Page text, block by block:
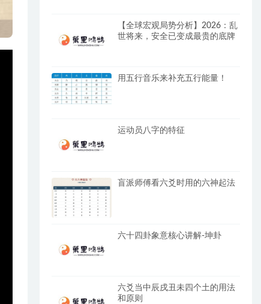
【全球宏观局势分析】2026：乱
世将来，安全已变成最贵的底牌
用五行音乐来补充五行能量！
运动员八字的特征
盲派师傅看六爻时用的六神起法
六十四卦象意核心讲解-坤卦
六爻当中辰戌丑未四个土的用法
和原则